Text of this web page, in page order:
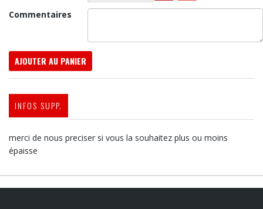
Commentaires
AJOUTER AU PANIER
INFOS SUPP.
merci de nous preciser si vous la souhaitez plus ou moins
épaisse